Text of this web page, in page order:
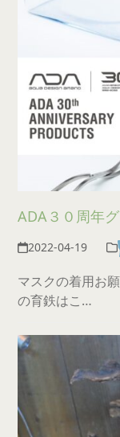
ADA３０周年
2022-04-19
マスクの着用お
の育鉄はこ…